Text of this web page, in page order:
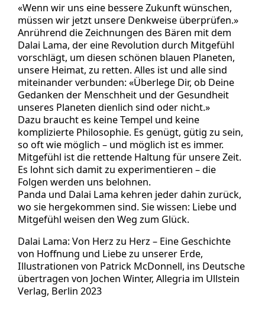
«Wenn wir uns eine bessere Zukunft wünschen,
müssen wir jetzt unsere Denkweise überprüfen.»
Anrührend die Zeichnungen des Bären mit dem
Dalai Lama, der eine Revolution durch Mitgefühl
vorschlägt, um diesen schönen blauen Planeten,
unsere Heimat, zu retten. Alles ist und alle sind
miteinander verbunden: «Überlege Dir, ob Deine
Gedanken der Menschheit und der Gesundheit
unseres Planeten dienlich sind oder nicht.»
Dazu braucht es keine Tempel und keine
komplizierte Philosophie. Es genügt, gütig zu sein,
so oft wie möglich – und möglich ist es immer.
Mitgefühl ist die rettende Haltung für unsere Zeit.
Es lohnt sich damit zu experimentieren – die
Folgen werden uns belohnen.
Panda und Dalai Lama kehren jeder dahin zurück,
wo sie hergekommen sind. Sie wissen: Liebe und
Mitgefühl weisen den Weg zum Glück.
Dalai Lama: Von Herz zu Herz – Eine Geschichte
von Hoffnung und Liebe zu unserer Erde,
Illustrationen von Patrick McDonnell, ins Deutsche
übertragen von Jochen Winter, Allegria im Ullstein
Verlag, Berlin 2023